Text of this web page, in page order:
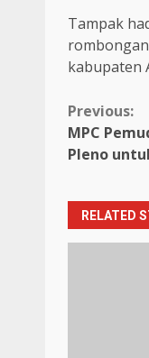
Tampak
kabupaten
Previous:
MPC
Pleno
RELATED